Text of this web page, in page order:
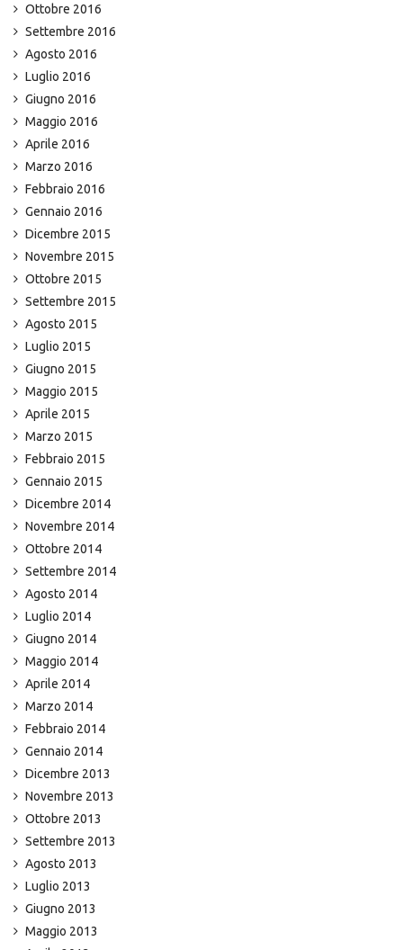
Ottobre 2016
Settembre 2016
Agosto 2016
Luglio 2016
Giugno 2016
Maggio 2016
Aprile 2016
Marzo 2016
Febbraio 2016
Gennaio 2016
Dicembre 2015
Novembre 2015
Ottobre 2015
Settembre 2015
Agosto 2015
Luglio 2015
Giugno 2015
Maggio 2015
Aprile 2015
Marzo 2015
Febbraio 2015
Gennaio 2015
Dicembre 2014
Novembre 2014
Ottobre 2014
Settembre 2014
Agosto 2014
Luglio 2014
Giugno 2014
Maggio 2014
Aprile 2014
Marzo 2014
Febbraio 2014
Gennaio 2014
Dicembre 2013
Novembre 2013
Ottobre 2013
Settembre 2013
Agosto 2013
Luglio 2013
Giugno 2013
Maggio 2013